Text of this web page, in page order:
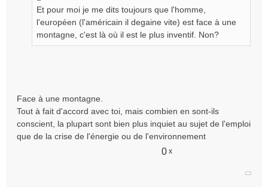
Et pour moi je me dits toujours que l'homme,
l'européen (l'américain il degaine vite) est face à une
montagne, c'est là où il est le plus inventif. Non?
Face à une montagne.
Tout à fait d'accord avec toi, mais combien en sont-ils
conscient, la plupart sont bien plus inquiet au sujet de l'emploi
que de la crise de l'énergie ou de l'environnement
0 x